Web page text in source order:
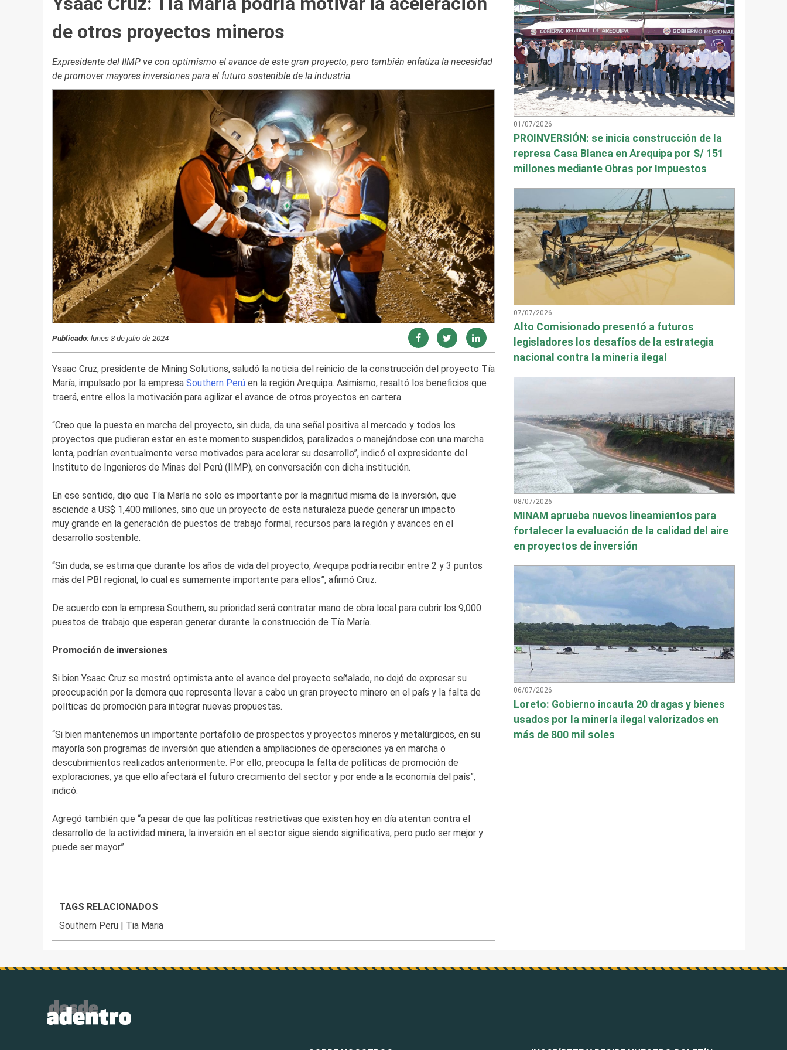
de otros proyectos mineros
Expresidente del IIMP ve con optimismo el avance de este gran proyecto, pero también enfatiza la necesidad
de promover mayores inversiones para el futuro sostenible de la industria.
Publicado:lunes 8 de julio de 2024
Ysaac Cruz, presidente de Mining Solutions, saludó la noticia del reinicio de la construcción del proyecto Tía
María, impulsado por la empresa Southern Perúen la región Arequipa. Asimismo, resaltó los beneficios que
traerá, entre ellos la motivación para agilizar el avance de otros proyectos en cartera.
“Creo que la puesta en marcha del proyecto, sin duda, da una señal positiva al mercado y todos los
proyectos que pudieran estar en este momento suspendidos, paralizados o manejándose con una marcha
lenta, podrían eventualmente verse motivados para acelerar su desarrollo”, indicó el expresidente del
Instituto de Ingenieros de Minas del Perú (IIMP), en conversación con dicha institución.
En ese sentido, dijo que Tía María no solo es importante por la magnitud misma de la inversión, que
asciende a US$ 1,400 millones, sino que un proyecto de esta naturaleza puede generar un impacto
muy grande en la generación de puestos de trabajo formal, recursos para la región y avances en el
desarrollo sostenible.
“Sin duda, se estima que durante los años de vida del proyecto, Arequipa podría recibir entre 2 y 3 puntos
más del PBI regional, lo cual es sumamente importante para ellos”, afirmó Cruz.
De acuerdo con la empresa Southern, su prioridad será contratar mano de obra local para cubrir los 9,000
puestos de trabajo que esperan generar durante la construcción de Tía María.
Promoción de inversiones
Si bien Ysaac Cruz se mostró optimista ante el avance del proyecto señalado, no dejó de expresar su
preocupación por la demora que representa llevar a cabo un gran proyecto minero en el país y la falta de
políticas de promoción para integrar nuevas propuestas.
“Si bien mantenemos un importante portafolio de prospectos y proyectos mineros y metalúrgicos, en su
mayoría son programas de inversión que atienden a ampliaciones de operaciones ya en marcha o
descubrimientos realizados anteriormente. Por ello, preocupa la falta de políticas de promoción de
exploraciones, ya que ello afectará el futuro crecimiento del sector y por ende a la economía del país”,
indicó.
Agregó también que “a pesar de que las políticas restrictivas que existen hoy en día atentan contra el
desarrollo de la actividad minera, la inversión en el sector sigue siendo significativa, pero pudo ser mejor y
puede ser mayor”.
TAGS RELACIONADOS
Southern Peru | Tia Maria
01/07/2026
PROINVERSIÓN: se inicia construcción de la
represa Casa Blanca en Arequipa por S/ 151
millones mediante Obras por Impuestos
07/07/2026
Alto Comisionado presentó a futuros
legisladores los desafíos de la estrategia
nacional contra la minería ilegal
08/07/2026
MINAM aprueba nuevos lineamientos para
fortalecer la evaluación de la calidad del aire
en proyectos de inversión
06/07/2026
Loreto: Gobierno incauta 20 dragas y bienes
usados por la minería ilegal valorizados en
más de 800 mil soles